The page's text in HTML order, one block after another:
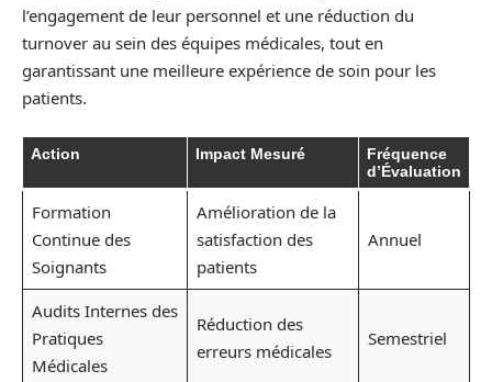
l’engagement de leur personnel et une réduction du
turnover au sein des équipes médicales, tout en
garantissant une meilleure expérience de soin pour les
patients.
Action Impact Mesuré
Fréquence
d’Évaluation
Formation
Continue des
Soignants
Amélioration de la
satisfaction des
patients
Annuel
Audits Internes des
Pratiques
Médicales
Réduction des
erreurs médicales
Semestriel